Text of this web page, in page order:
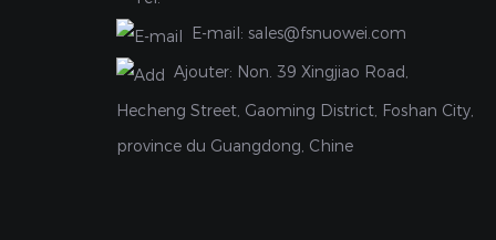
E-mail: sales@fsnuowei.com
Ajouter: Non. 39 Xingjiao Road,
Hecheng Street, Gaoming District, Foshan City,
province du Guangdong, Chine